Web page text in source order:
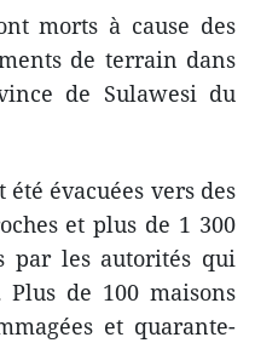
morts à cause des
de terrain dans
de Sulawesi du
évacuées vers des
et plus de 1 300
par les autorités qui
de 100 maisons
et quarante-